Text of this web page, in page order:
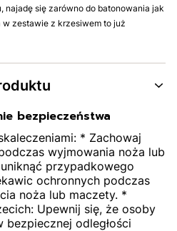
się zarówno do batonowania jak
zestawie z krzesiwem to już
bezpieczeństwa
* Zachowaj
wyjmowania noża lub
przypadkowego
ochronnych podczas
noża lub maczety. *
Upewnij się, że osoby
bezpiecznej odległości